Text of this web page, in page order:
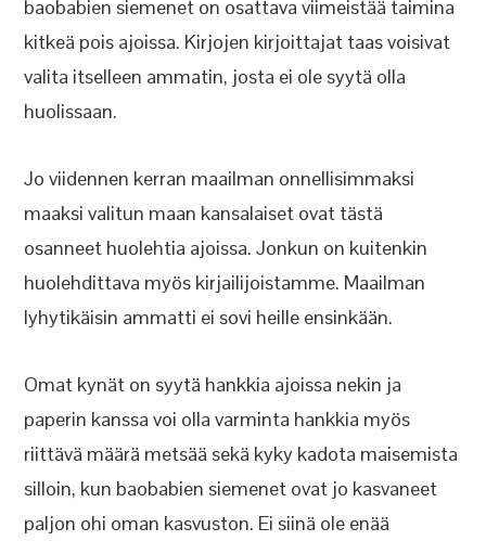
baobabien siemenet on osattava viimeistää taimina
kitkeä pois ajoissa. Kirjojen kirjoittajat taas voisivat
valita itselleen ammatin, josta ei ole syytä olla
huolissaan.
Jo viidennen kerran maailman onnellisimmaksi
maaksi valitun maan kansalaiset ovat tästä
osanneet huolehtia ajoissa. Jonkun on kuitenkin
huolehdittava myös kirjailijoistamme. Maailman
lyhytikäisin ammatti ei sovi heille ensinkään.
Omat kynät on syytä hankkia ajoissa nekin ja
paperin kanssa voi olla varminta hankkia myös
riittävä määrä metsää sekä kyky kadota maisemista
silloin, kun baobabien siemenet ovat jo kasvaneet
paljon ohi oman kasvuston. Ei siinä ole enää